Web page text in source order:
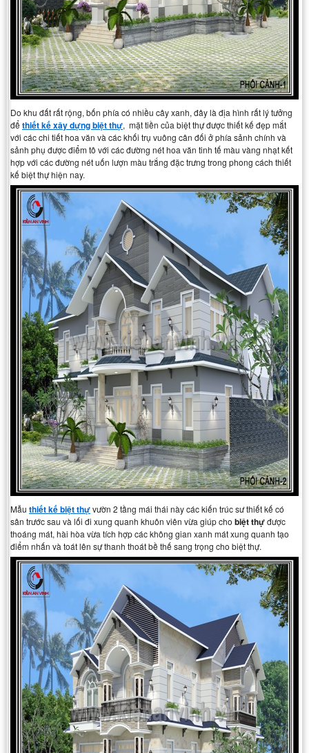
Do khu đất rất rộng, bốn phía có nhiều cây xanh, đây là địa hình rất lý tưởng
để thiết kế xây dựng biệt thự, mặt tiền của biệt thự được thiết kế đẹp mắt
với các chi tiết hoa văn và các khối trụ vuông cân đối ở phía sảnh chính và
sảnh phụ được điểm tô với các đường nét hoa văn tinh tế màu vàng nhạt kết
hợp với các đường nét uốn lượn màu trắng đặc trưng trong phong cách thiết
kế biệt thự hiện nay.
Mẫu thiết kế biệt thựvườn 2 tầng mái thái này các kiến trúc sư thiết kế có
sân trước sau và lối đi xung quanh khuôn viên vừa giúp cho biệt thựđược
thoáng mát, hài hòa vừa tích hợp các không gian xanh mát xung quanh tạo
điểm nhấn và toát lên sự thanh thoát bề thế sang trọng cho biệt thự.